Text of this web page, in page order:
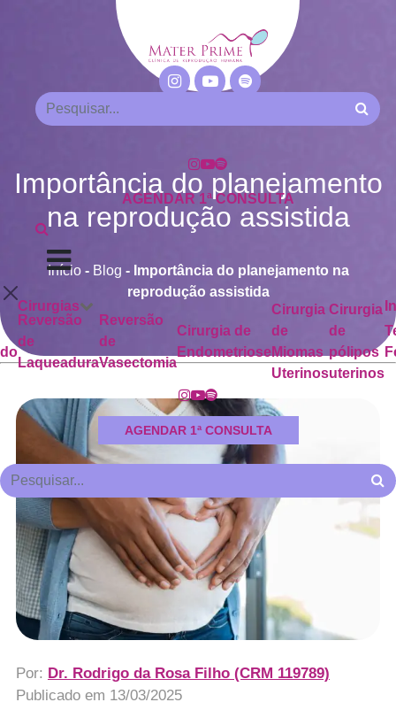
AGENDAR 1ª CONSULTA
Cirurgias
Reversão
de
Laqueadura
Reversão
de
Vasectomia
Cirurgia de
Endometriose
Cirurgia
de
Miomas
Uterinos
Cirurgia
de
pólipos
uterinos
AGENDAR 1ª CONSULTA
Importância do planejamento
na reprodução assistida
Início- Blog - Importância do planejamento na
reprodução assistida
Por: Dr. Rodrigo da Rosa Filho (CRM 119789)
Publicado em 13/03/2025